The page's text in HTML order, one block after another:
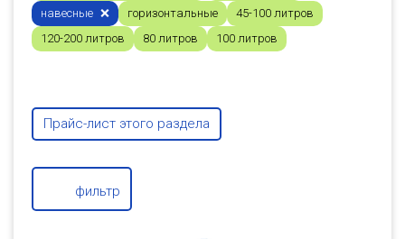
навесные
горизонтальные
45-100 литров
120-200 литров
80 литров 100 литров
Прайс-лист этого раздела
фильтр